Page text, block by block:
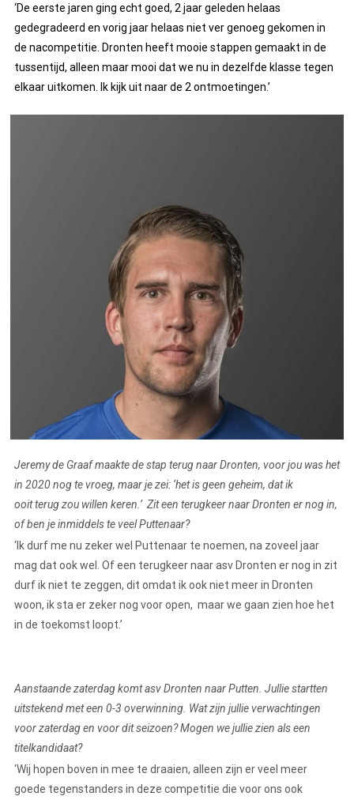
‘De eerste jaren ging echt goed, 2 jaar geleden helaas
gedegradeerd en vorig jaar helaas niet ver genoeg gekomen in
de nacompetitie. Dronten heeft mooie stappen gemaakt in de
tussentijd, alleen maar mooi dat we nu in dezelfde klasse tegen
elkaar uitkomen. Ik kijk uit naar de 2 ontmoetingen.’
Jeremy de Graaf maakte de stap terug naar Dronten, voor jou was het
in 2020 nog te vroeg, maar je zei: ‘het is geen geheim, dat ik
ooit terug zou willen keren.’ Zit een terugkeer naar Dronten er nog in,
of ben je inmiddels te veel Puttenaar?
‘Ik durf me nu zeker wel Puttenaar te noemen, na zoveel jaar
mag dat ook wel. Of een terugkeer naar asv Dronten er nog in zit
durf ik niet te zeggen, dit omdat ik ook niet meer in Dronten
woon, ik sta er zeker nog voor open, maar we gaan zien hoe het
in de toekomst loopt.’
Aanstaande zaterdag komt asv Dronten naar Putten. Jullie startten
uitstekend met een 0-3 overwinning. Wat zijn jullie verwachtingen
voor zaterdag en voor dit seizoen? Mogen we jullie zien als een
titelkandidaat?
‘Wij hopen boven in mee te draaien, alleen zijn er veel meer
goede tegenstanders in deze competitie die voor ons ook